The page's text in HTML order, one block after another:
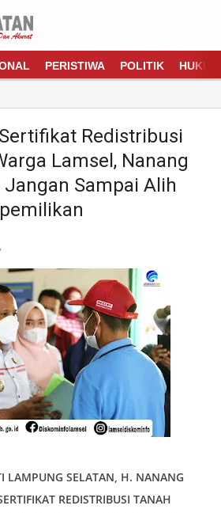
PERISTIWA POLITIK HUKUM
Redistribusi
Lamsel, Nanang
Sampai Alih
LAMPUNG SELATAN, H. NANANG
REDISTRIBUSI TANAH